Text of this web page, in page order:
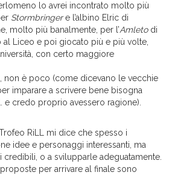
lo avrei incontrato molto più
Stormbringere l’albino Elric di
molto più banalmente, per l’Amletodi
al Liceo e poi giocato più e più volte,
con certo maggiore
non è poco (come dicevano le vecchie
imparare a scrivere bene bisogna
e credo proprio avessero ragione).
RiLL mi dice che spesso i
idee e personaggi interessanti, ma
o a svilupparle adeguatamente.
per arrivare al finale sono